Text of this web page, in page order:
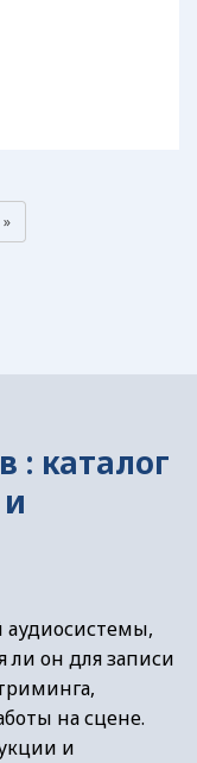
»
: каталог
ли он для записи
на сцене.
и